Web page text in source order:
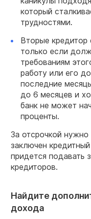
который
трудностями.
Вторые кредитор
только если
требованиям
работу или его
последние
до 6 месяцев и
банк не может
проценты.
За отсрочкой
заключен
придется подавать
кредиторов.
Найдите
дохода